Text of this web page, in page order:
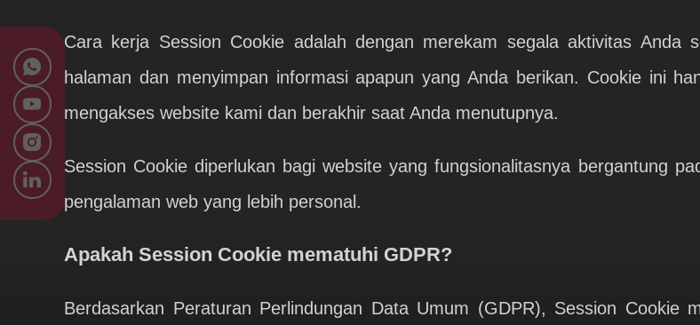
Cara kerja Session Cookie adalah dengan merekam segala aktivitas Anda
halaman dan menyimpan informasi apapun yang Anda berikan. Cookie ini
mengakses website kami dan berakhir saat Anda menutupnya.
Session Cookie diperlukan bagi website yang fungsionalitasnya bergantung
pengalaman web yang lebih personal.
Apakah Session Cookie mematuhi GDPR?
Berdasarkan Peraturan Perlindungan Data Umum (GDPR), Session Cookie